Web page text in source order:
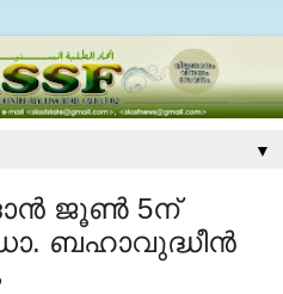
▼
ജൂണ്‍ 5ന്
ബഹാവുദ്ധീൻ